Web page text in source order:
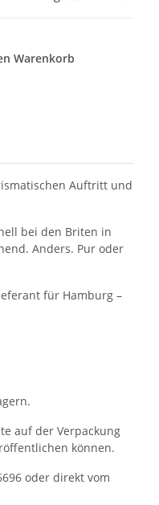
Warenkorb
Auftritt und
bei den Briten in
Anders. Pur oder
für Hamburg –
auf der Verpackung
können.
oder direkt vom